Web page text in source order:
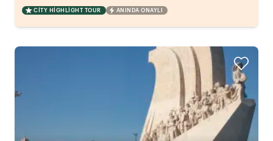
CITY HIGHLIGHT TOUR ANINDA ONAYLI